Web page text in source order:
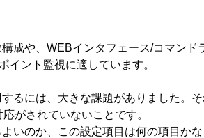
成や、WEBインタフェース/コマン
イント監視に適しています。
るには、大きな課題がありました。
がされていないことです。
いのか、この設定項目は何の項目か